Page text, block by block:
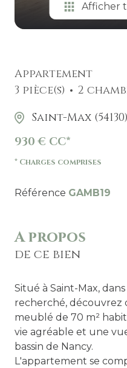
Afficher
Appartement
3 pièce(s)
2
Saint-Max (54130)
930 € CC*
* Charges comprises
Référence GAMB19
A propos
de ce bien
Situé à Saint-Max,
recherché, découvrez
meublé de 70 m²
vie agréable et une
bassin de Nancy.
L'appartement se